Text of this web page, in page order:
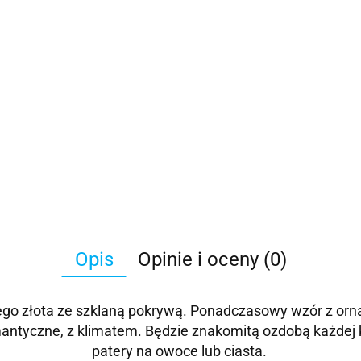
Opis Opinie i oceny (0)
złota ze szklaną pokrywą. Ponadczasowy wzór z
z klimatem. Będzie znakomitą ozdobą każdej
patery na owoce lub ciasta.